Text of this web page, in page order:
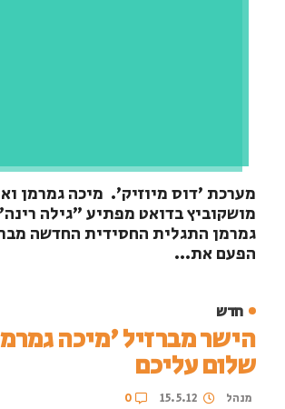
מערכת 'דוס מיוזיק'. מיכה גמרמן
מושקוביץ בדואט מפתיע "גילה
גמרמן התגלית החסידית החדשה
הפעם את...
חדש
הישר מברזיל 'מיכה
שלום עליכם
מנהל 15.5.12
0